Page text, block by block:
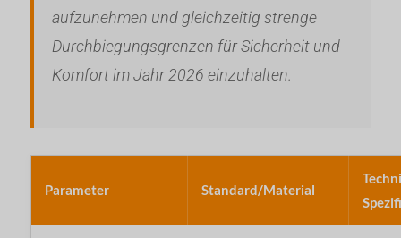
aufzunehmen und gleichzeitig strenge
Durchbiegungsgrenzen für Sicherheit und
Komfort im Jahr 2026 einzuhalten.
Parameter Standard/Material